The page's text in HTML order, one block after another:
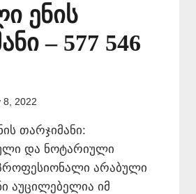
ენის
– 577 546
8, 2022
თარჯიმანი:
და ნოტარიული
არაბული
აუცილებელია იმ